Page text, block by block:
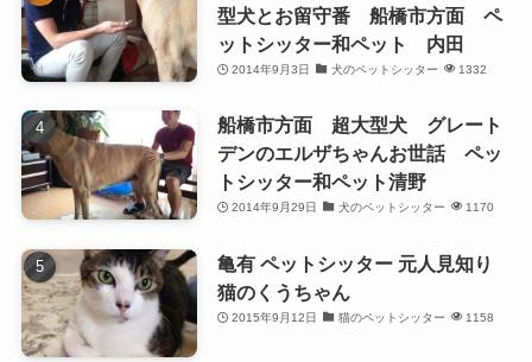
型犬とお留守番 船橋市方面 ペ
ットシッター和ペット 内田
2014年9月3日 犬のペットシッター 1332
船橋市方面 超大型犬 グレート
デンのエルザちゃんお世話 ペッ
トシッター和ペット清野
2014年9月29日 犬のペットシッター 1170
亀有 ペットシッター 元人見知り
猫のくうちゃん
2015年9月12日 猫のペットシッター 1158